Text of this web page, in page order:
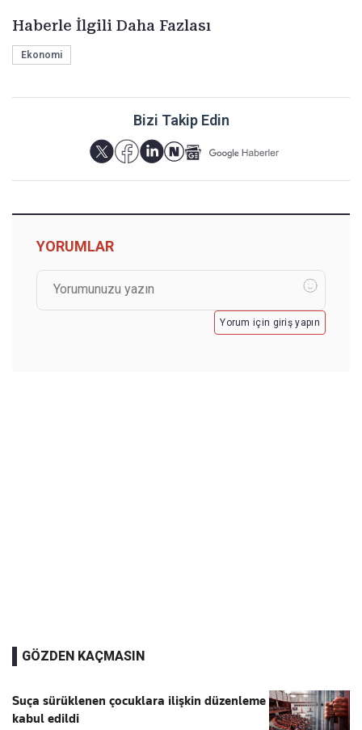
Haberle İlgili Daha Fazlası
Ekonomi
Bizi Takip Edin
YORUMLAR
Yorum için giriş yapın
GÖZDEN KAÇMASIN
Suça sürüklenen çocuklara ilişkin düzenleme
kabul edildi